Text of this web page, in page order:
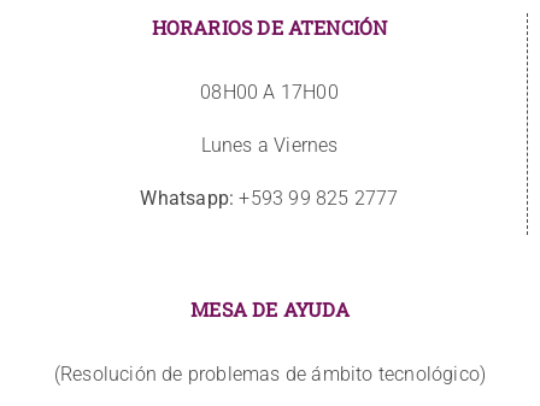
HORARIOS DE ATENCIÓN
08H00 A 17H00
Lunes a Viernes
Whatsapp: +593 99 825 2777
MESA DE AYUDA
(Resolución de problemas de ámbito tecnológico)